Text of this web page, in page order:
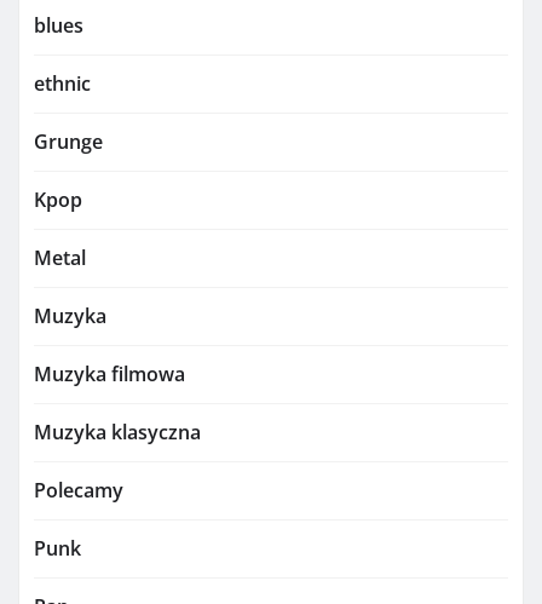
blues
ethnic
Grunge
Kpop
Metal
Muzyka
Muzyka filmowa
Muzyka klasyczna
Polecamy
Punk